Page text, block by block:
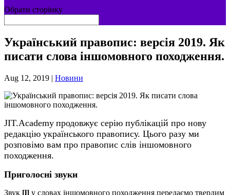
Обрати сторінку
Український правопис: версія 2019. Як
писати слова іншомовного походження.
Aug 12, 2019 | Новини
JIT.Academy продовжує серію публікацій про нову
редакцію українського правопису. Цього разу ми
розповімо вам про правопис слів іншомовного
походження.
Приголосні звуки
Звук [l] у словах іншомовного походження передаємо твердим